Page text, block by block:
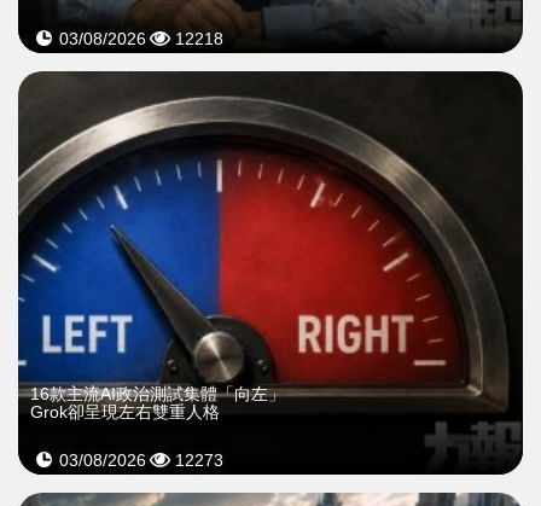
03/08/2026 12218
16款主流AI政治測試集體「向左」
Grok卻呈現左右雙重人格
03/08/2026 12273